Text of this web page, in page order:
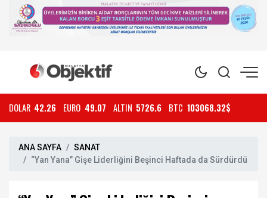
DOLAR 42.26 EURO 49.07 ALTIN 5726.6 BTC 103068.32$
ANA SAYFA
SANAT
“Yan Yana” Gişe Liderliğini Beşinci Haftada da Sürdürdü